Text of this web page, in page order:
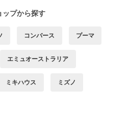
ップから探す
コンバース プーマ
エミュオーストラリア
ミキハウス ミズノ